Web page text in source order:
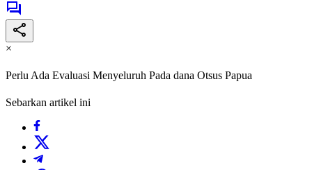
×
Perlu Ada Evaluasi Menyeluruh Pada dana Otsus Papua
Sebarkan artikel ini